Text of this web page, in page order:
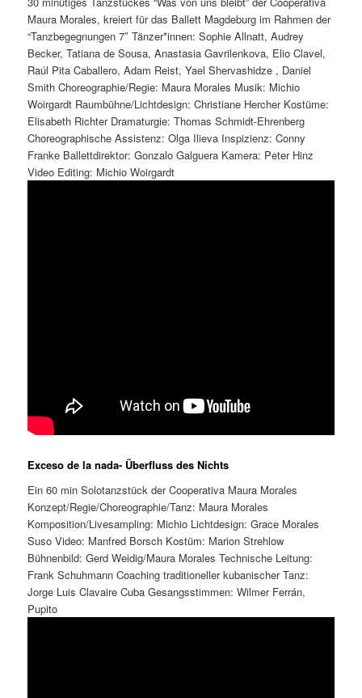
Maura Morales, kreiert für das Ballett Magdeburg im Rahmen der
“Tanzbegegnungen 7″ Tänzer*innen: Sophie Allnatt, Audrey
Becker, Tatiana de Sousa, Anastasia Gavrilenkova, Elio Clavel,
Raúl Pita Caballero, Adam Reist, Yael Shervashidze , Daniel
Smith Choreographie/Regie: Maura Morales Musik: Michio
Woirgardt Raumbühne/Lichtdesign: Christiane Hercher Kostüme:
Elisabeth Richter Dramaturgie: Thomas Schmidt-Ehrenberg
Choreographische Assistenz: Olga Ilieva Inspizienz: Conny
Franke Ballettdirektor: Gonzalo Galguera Kamera: Peter Hinz
Video Editing: Michio Woirgardt
Exceso de la nada- Überfluss des Nichts
Ein 60 min Solotanzstück der Cooperativa Maura Morales
Konzept/Regie/Choreographie/Tanz: Maura Morales
Komposition/Livesampling: Michio Lichtdesign: Grace Morales
Suso Video: Manfred Borsch Kostüm: Marion Strehlow
Bühnenbild: Gerd Weidig/Maura Morales Technische Leitung:
Frank Schuhmann Coaching traditioneller kubanischer Tanz:
Jorge Luis Clavaire Cuba Gesangsstimmen: Wilmer Ferrán,
Pupito